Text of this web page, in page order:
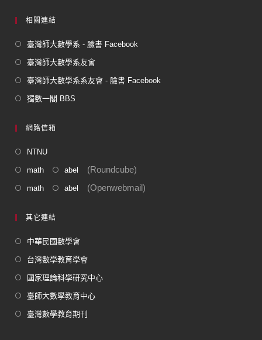
相關連結
臺灣師大數學系 - 臉書 Facebook
臺灣師大數學系友會
臺灣師大數學系系友會 - 臉書 Facebook
獨數一閣 BBS
網路信箱
NTNU
math abel (Roundcube)
math abel (Openwebmail)
其它連結
中華民國數學會
台灣數學教育學會
國家理論科學研究中心
臺師大數學教育中心
臺灣數學教育期刊